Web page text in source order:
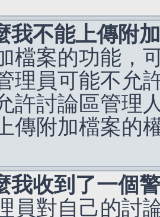
我不能上傳附
檔案的功能，
理員可能不允
許討論區管理
傳附加檔案的
我收到了一個
員對自己的討